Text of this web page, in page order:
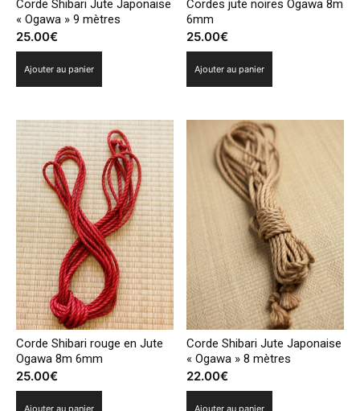
Corde Shibari Jute Japonaise
« Ogawa » 9 mètres
25.00€
Ajouter au panier
Cordes jute noires Ogawa 8m
6mm
25.00€
Ajouter au panier
Corde Shibari rouge en Jute
Ogawa 8m 6mm
25.00€
Corde Shibari Jute Japonaise
« Ogawa » 8 mètres
22.00€